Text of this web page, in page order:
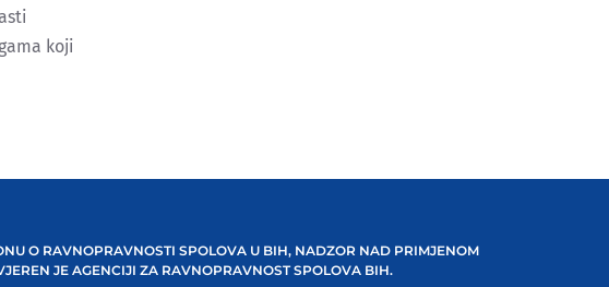
koji
O RAVNOPRAVNOSTI SPOLOVA U BIH, NADZOR NAD PRIMJENOM
JE AGENCIJI ZA RAVNOPRAVNOST SPOLOVA BIH.